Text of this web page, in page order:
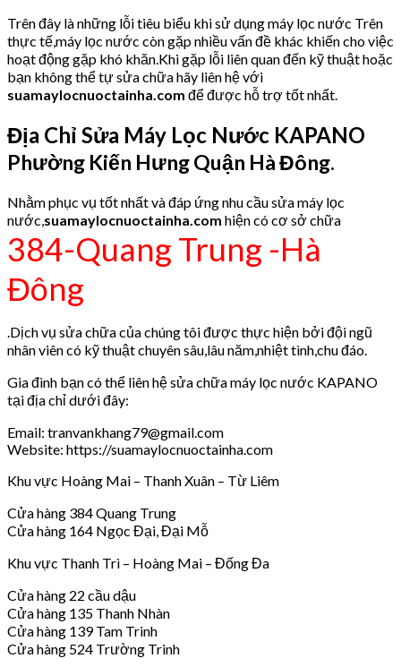
Trên đây là những lỗi tiêu biểu khi sử dụng máy lọc nước Trên
thực tế,máy lọc nước còn gặp nhiều vấn đề khác khiến cho việc
hoạt động gặp khó khăn.Khi gặp lỗi liên quan đến kỹ thuật hoặc
bạn không thể tự sửa chữa hãy liên hệ với
suamaylocnuoctainha.com để được hỗ trợ tốt nhất.
Địa Chỉ Sửa Máy Lọc Nước KAPANO
Phường Kiến Hưng Quận Hà Đông.
Nhằm phục vụ tốt nhất và đáp ứng nhu cầu sửa máy lọc
nước, suamaylocnuoctainha.com hiện có cơ sở chữa
384-Quang Trung -Hà
Đông
.Dịch vụ sửa chữa của chúng tôi được thực hiện bởi đội ngũ
nhân viên có kỹ thuật chuyên sâu,lâu năm,nhiệt tình,chu đáo.
Gia đình bạn có thể liên hệ sửa chữa máy lọc nước KAPANO
tại địa chỉ dưới đây:
Email: tranvankhang79@gmail.com
Website: https://suamaylocnuoctainha.com
Khu vực Hoàng Mai – Thanh Xuân – Từ Liêm
Cửa hàng 384 Quang Trung
Cửa hàng 164 Ngọc Đại, Đại Mỗ
Khu vực Thanh Trì – Hoàng Mai – Đống Đa
Cửa hàng 22 cầu dậu
Cửa hàng 135 Thanh Nhàn
Cửa hàng 139 Tam Trinh
Cửa hàng 524 Trường Trinh